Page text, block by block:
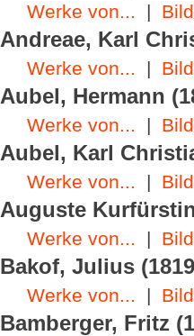
Werke von... |
Andreae, Karl
Werke von... |
Aubel, Hermann
Werke von... |
Aubel, Karl
Werke von... |
Auguste
Werke von... |
Bakof, Julius
Werke von... |
Bamberger, Fritz